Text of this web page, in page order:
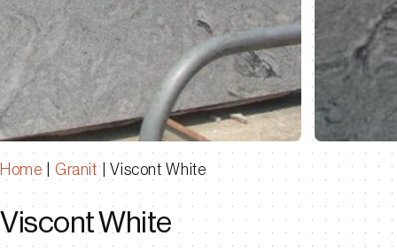
Home |Granit|Viscont White
Viscont White